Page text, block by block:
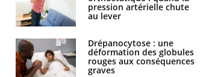
pression artérielle chute
au lever
Drépanocytose : une
déformation des globules
rouges aux conséquences
graves